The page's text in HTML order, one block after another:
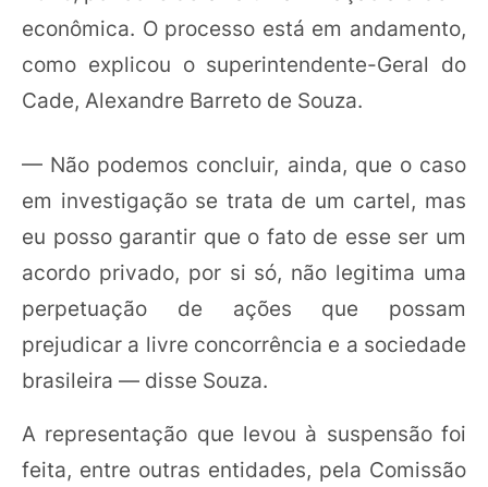
econômica. O processo está em andamento,
como explicou o superintendente-Geral do
Cade, Alexandre Barreto de Souza.
— Não podemos concluir, ainda, que o caso
em investigação se trata de um cartel, mas
eu posso garantir que o fato de esse ser um
acordo privado, por si só, não legitima uma
perpetuação de ações que possam
prejudicar a livre concorrência e a sociedade
brasileira — disse Souza.
A representação que levou à suspensão foi
feita, entre outras entidades, pela Comissão